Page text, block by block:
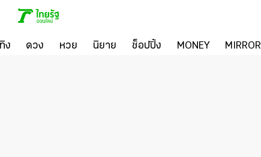
ง ดวง หวย นิยาย ช็อปปิ้ง MONEY MIRROR